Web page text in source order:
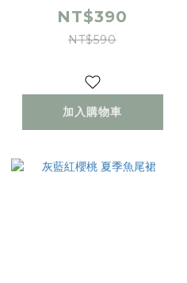
NT$390
NT$590
加入購物車